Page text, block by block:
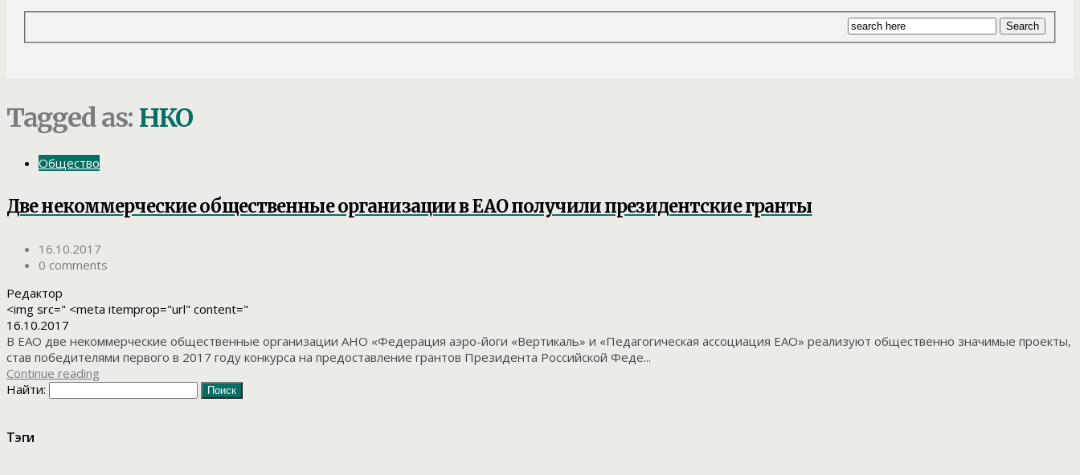
Tagged as: НКО
Общество
Две некоммерческие общественные организации в ЕАО получили президентские гранты
16.10.2017
0 comments
Редактор
<img src=" <meta itemprop="url" content="
16.10.2017
В ЕАО две некоммерческие общественные организации АНО «Федерация аэро-йоги «Вертикаль» и «Педагогическая ассоциация ЕАО» реализуют общественно значимые проекты,
став победителями первого в 2017 году конкурса на предоставление грантов Президента Российской Феде...
Continue reading
Найти:
Тэги